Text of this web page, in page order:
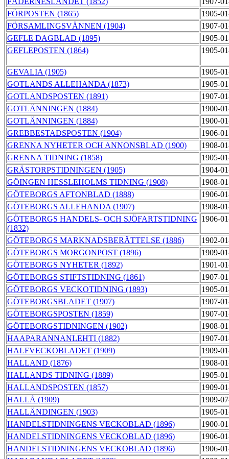
FÖRPOSTEN (1865)
1905-
FÖRSAMLINGSVÄNNEN (1904)
1907-
GEFLE DAGBLAD (1895)
1905-
GEFLEPOSTEN (1864)
1905-
GEVALIA (1905)
1905-
GOTLANDS ALLEHANDA (1873)
1905-
GOTLANDSPOSTEN (1891)
1907-
GOTLÄNNINGEN (1884)
1900-
GOTLÄNNINGEN (1884)
1900-
GREBBESTADSPOSTEN (1904)
1906-
GRENNA NYHETER OCH ANNONSBLAD (1900)
1908-
GRENNA TIDNING (1858)
1905-
GRÄSTORPSTIDNINGEN (1905)
1904-
GÖINGEN HESSLEHOLMS TIDNING (1908)
1908-
GÖTEBORGS AFTONBLAD (1888)
1906-
GÖTEBORGS ALLEHANDA (1907)
1908-
GÖTEBORGS HANDELS- OCH SJÖFARTSTIDNING
(1832)
1906-
GÖTEBORGS MARKNADSBERÄTTELSE (1886)
1902-
GÖTEBORGS MORGONPOST (1896)
1909-
GÖTEBORGS NYHETER (1892)
1901-
GÖTEBORGS STIFTSTIDNING (1861)
1907-
GÖTEBORGS VECKOTIDNING (1893)
1905-
GÖTEBORGSBLADET (1907)
1907-
GÖTEBORGSPOSTEN (1859)
1907-
GÖTEBORGSTIDNINGEN (1902)
1908-
HAAPARANNANLEHTI (1882)
1907-
HALFVECKOBLADET (1909)
1909-
HALLAND (1876)
1908-
HALLANDS TIDNING (1889)
1905-
HALLANDSPOSTEN (1857)
1909-
HALLÅ (1909)
1909-
HALLÄNDINGEN (1903)
1905-
HANDELSTIDNINGENS VECKOBLAD (1896)
1900-
HANDELSTIDNINGENS VECKOBLAD (1896)
1906-
HANDELSTIDNINGENS VECKOBLAD (1896)
1906-